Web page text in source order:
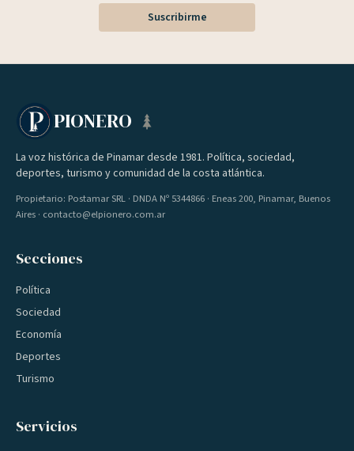
Suscribirme
PIONERO
La voz histórica de Pinamar desde 1981. Política, sociedad,
deportes, turismo y comunidad de la costa atlántica.
Propietario: Postamar SRL · DNDA Nº 5344866 · Eneas 200, Pinamar, Buenos
Aires · contacto@elpionero.com.ar
Secciones
Política
Sociedad
Economía
Deportes
Turismo
Servicios